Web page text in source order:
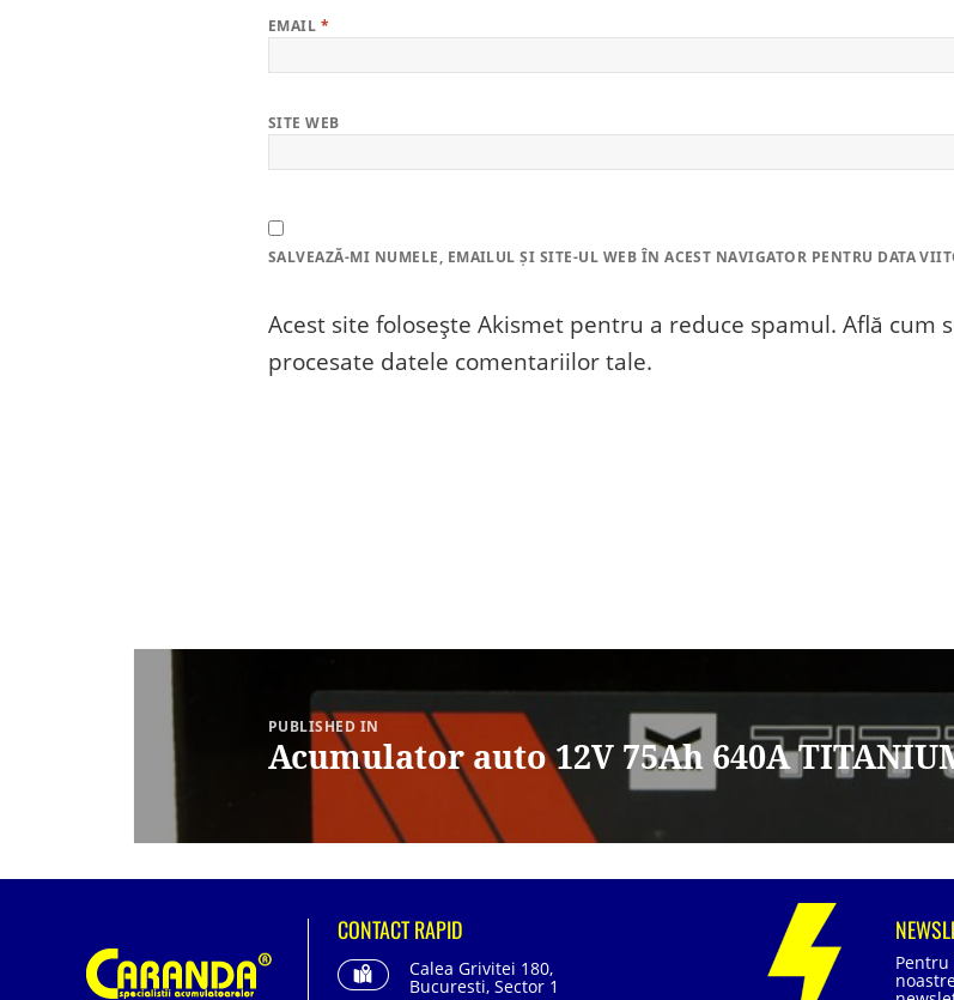
EMAIL *
SITE WEB
SALVEAZĂ-MI NUMELE, EMAILUL ȘI SITE-UL WEB ÎN ACEST NAVIGATOR PENTRU DATA
Acest site folosește Akismet pentru a reduce spamul. Află cum
procesate datele comentariilor tale.
PUBLISHED IN
Acumulator auto 12V 75Ah 640A
CONTACT RAPID
Calea Grivitei 180,
Bucuresti, Sector 1